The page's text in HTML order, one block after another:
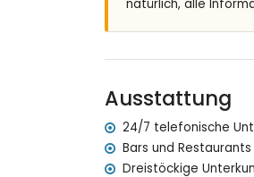
nächster Fluss oder
nächster Strand:
nächster Hafen:
nächster Flughafen:
natürlich, alle
Ausstattung
24/7 telefonische
Bars und
Dreistöckige